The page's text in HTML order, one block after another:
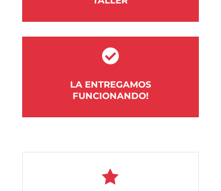

LA ENTREGAMOS
FUNCIONANDO!
